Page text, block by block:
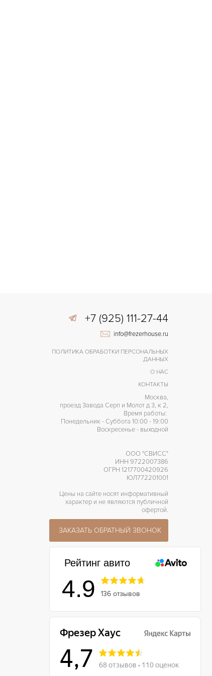
+7 (925) 111-27-44
info@frezerhouse.ru
ПОЛИТИКА ОБРАБОТКИ ПЕРСОНАЛЬНЫХ
ДАННЫХ
О НАС
КОНТАКТЫ
Москва,
проезд Завода Серп и Молот д 3, к 2,
Время работы:
Понедельник - Суббота 10:00 - 19:00
Воскресенье - выходной
ООО "СВИСС"
ИНН 9722007386
ОГРН 1217700420926
ЮЛ772201001
Цены на сайте носят информативный
характер и не являются публичной
офертой.
ЗАКАЗАТЬ ОБРАТНЫЙ ЗВОНОК
Рейтинг авито
4.9 136 отзывов